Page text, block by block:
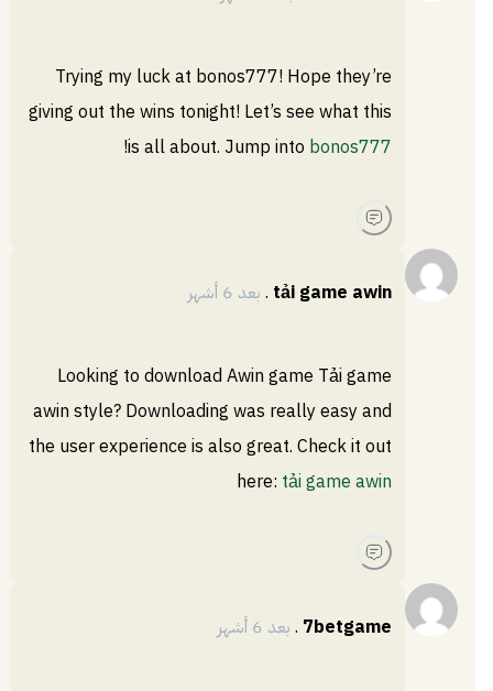
Trying my luck at bonos777! Hope they’re
giving out the wins tonight! Let’s see what this
is all about. Jump into bonos777
!
tải game awin
. بعد 6 أشهر
Looking to download Awin game Tải game
awin style? Downloading was really easy and
the user experience is also great. Check it out
here: tải game awin
7betgame
. بعد 6 أشهر